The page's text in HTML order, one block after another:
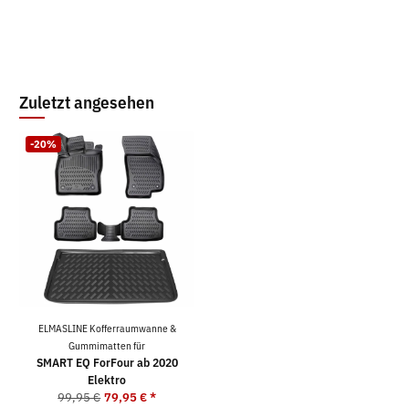
Zuletzt angesehen
-20%
ELMASLINE Kofferraumwanne &
Gummimatten für
SMART EQ ForFour ab 2020
Elektro
99,95 € 79,95 €*